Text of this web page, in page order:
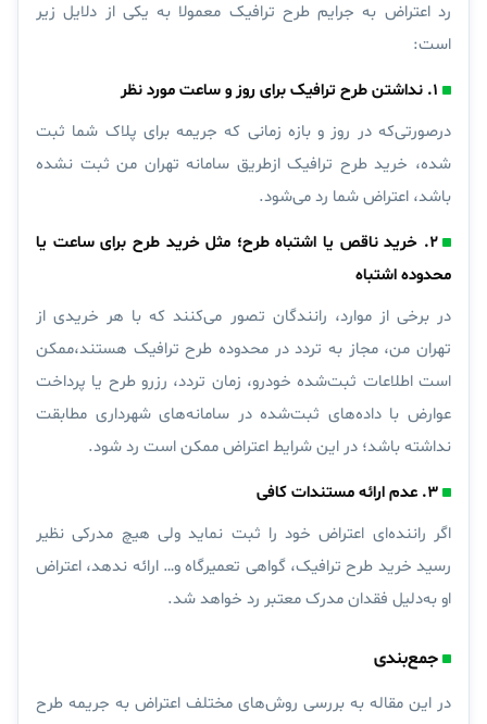
رد اعتراض به جرایم طرح ترافیک معمولا به یکی از دلایل زیر
است:
۱. نداشتن طرح ترافیک برای روز و ساعت مورد نظر
درصورتی‌که در روز و بازه زمانی که جریمه برای پلاک شما ثبت
شده، خرید طرح ترافیک ازطریق سامانه تهران من ثبت نشده
باشد، اعتراض شما رد می‌شود.
۲. خرید ناقص یا اشتباه طرح؛ مثل خرید طرح برای ساعت یا
محدوده اشتباه
در برخی از موارد، رانندگان تصور می‌کنند که با هر خریدی از
تهران من، مجاز به تردد در محدوده طرح ترافیک هستند،ممکن
است اطلاعات ثبت‌شده خودرو، زمان تردد، رزرو طرح یا پرداخت
عوارض با داده‌های ثبت‌شده در سامانه‌های شهرداری مطابقت
نداشته باشد؛ در این شرایط اعتراض ممکن است رد شود.
۳. عدم ارائه مستندات کافی
اگر راننده‌ای اعتراض خود را ثبت نماید ولی هیچ مدرکی نظیر
رسید خرید طرح ترافیک، گواهی تعمیرگاه و… ارائه ندهد، اعتراض
او به‌دلیل فقدان مدرک معتبر رد خواهد شد.
جمع‌بندی
در این مقاله به بررسی روش‌های مختلف اعتراض به جریمه طرح